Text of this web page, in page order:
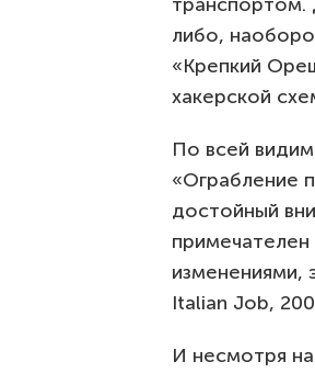
либо,
«Крепкий
хакерской
По всей
«Ограбление
достойный
изменениями,
Italian Job,
И несмотря